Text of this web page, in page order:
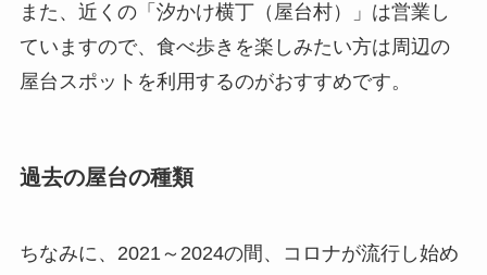
また、近くの「汐かけ横丁（屋台村）」は営業し
ていますので、食べ歩きを楽しみたい方は周辺の
屋台スポットを利用するのがおすすめです。
過去の屋台の種類
ちなみに、2021～2024の間、コロナが流行し始め